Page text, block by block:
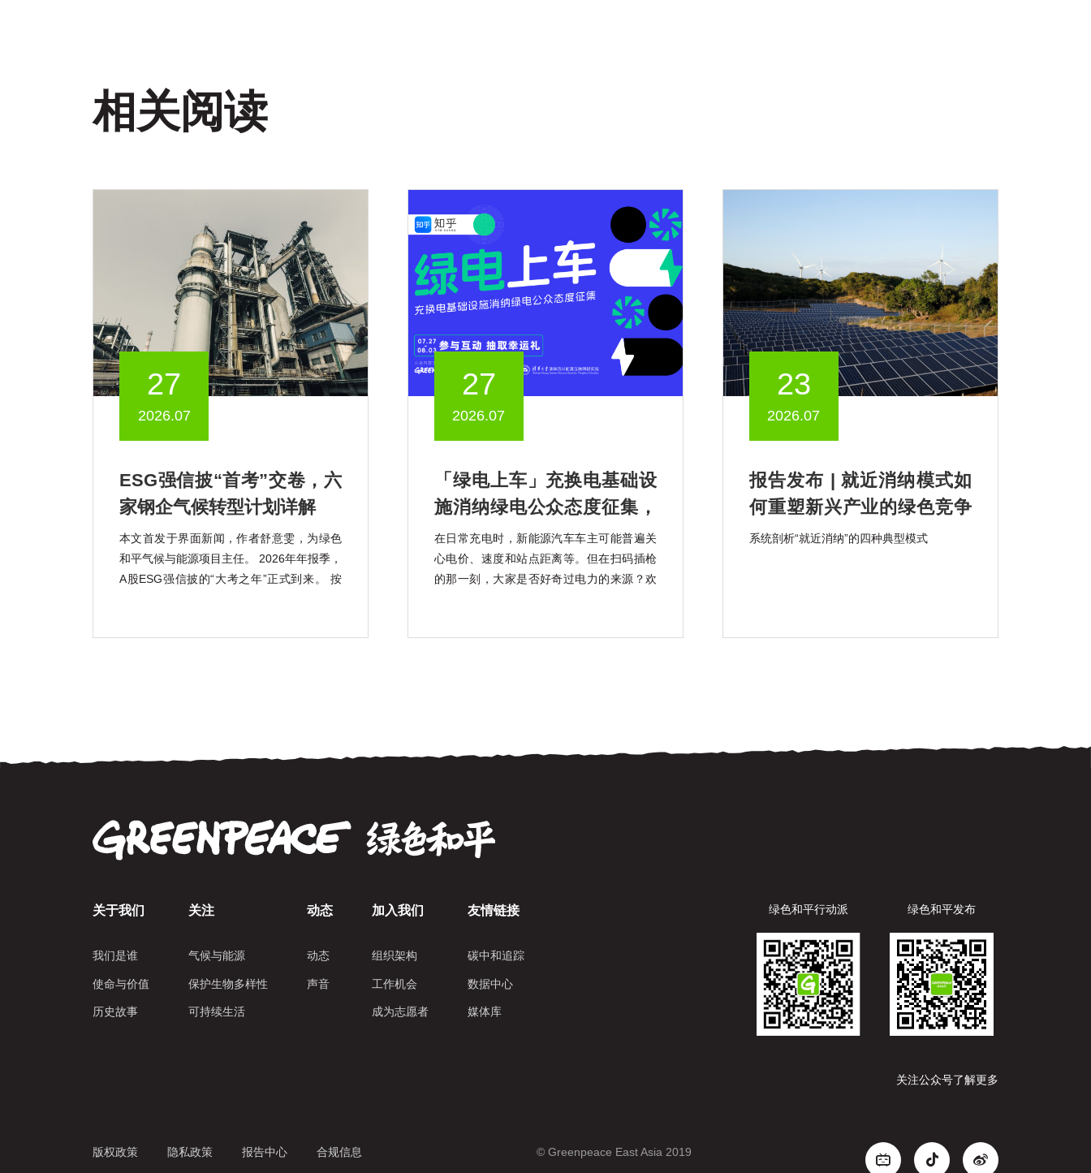
相关阅读
27
2026.07
ESG强信披“首考”交卷，六
家钢企气候转型计划详解
本文首发于界面新闻，作者舒意雯，为绿色
和平气候与能源项目主任。 2026年年报季，
A股ESG强信披的“大考之年”正式到来。 按
份(600010.SH)、鞍钢股份(000898.SZ)、马
27
2026.07
「绿电上车」充换电基础设
施消纳绿电公众态度征集，
知乎上线中
在日常充电时，新能源汽车车主可能普遍关
心电价、速度和站点距离等。但在扫码插枪
的那一刻，大家是否好奇过电力的来源？欢
23
2026.07
报告发布 | 就近消纳模式如
何重塑新兴产业的绿色竞争
力？
系统剖析“就近消纳”的四种典型模式
关于我们
我们是谁
使命与价值
历史故事
关注
气候与能源
保护生物多样性
可持续生活
动态
动态
声音
加入我们
组织架构
工作机会
成为志愿者
友情链接
碳中和追踪
数据中心
媒体库
绿色和平行动派 绿色和平发布
关注公众号了解更多
版权政策 隐私政策 报告中心 合规信息 © Greenpeace East Asia 2019